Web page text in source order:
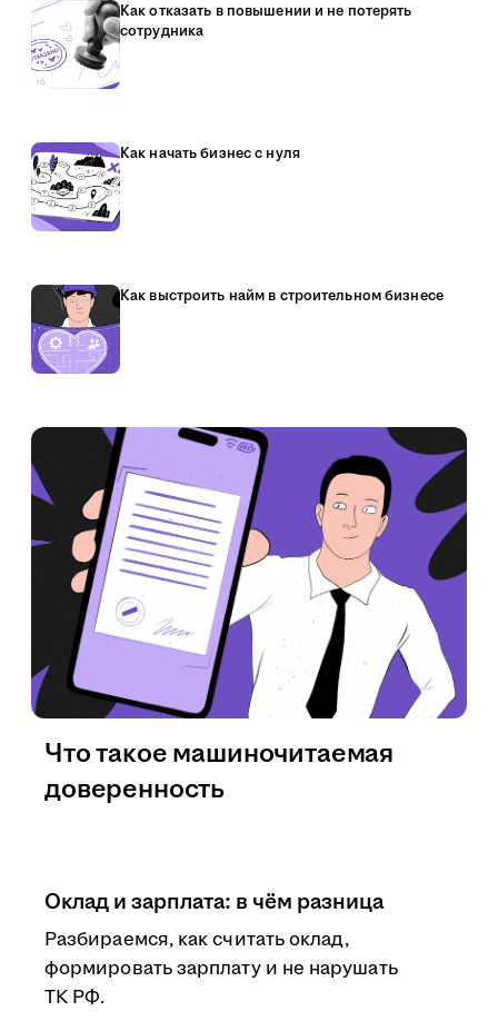
Как отказать в повышении и не потерять
сотрудника
Как начать бизнес с нуля
Как выстроить найм в строительном бизнесе
Оклад и зарплата: в чём разница
Разбираемся, как считать оклад,
формировать зарплату и не нарушать
ТК РФ.
Что такое машиночитаемая
доверенность